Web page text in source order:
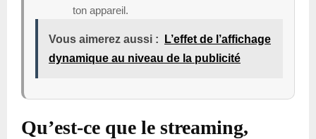
ton appareil.
Vous aimerez aussi :
L’effet de l’affichage
dynamique au niveau de la publicité
Qu’est-ce que le streaming,